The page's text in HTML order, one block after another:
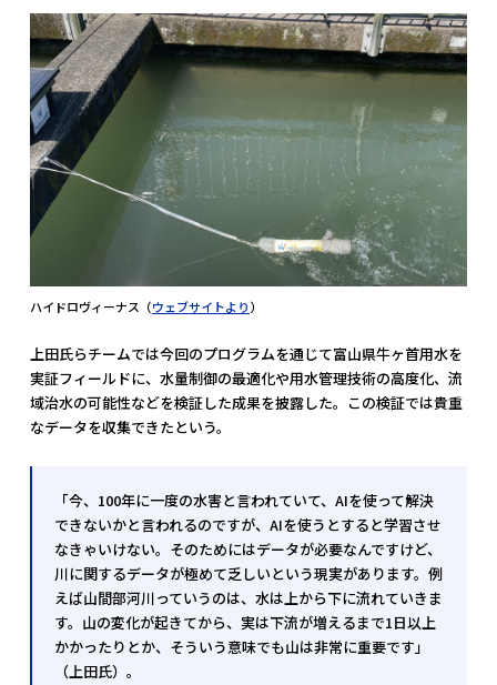
ハイドロヴィーナス（ウェブサイトより）
上田氏らチームでは今回のプログラムを通じて富山県牛ヶ首用水を
実証フィールドに、水量制御の最適化や用水管理技術の高度化、流
域治水の可能性などを検証した成果を披露した。この検証では貴重
なデータを収集できたという。
「今、100年に一度の水害と言われていて、AIを使って解決
できないかと言われるのですが、AIを使うとすると学習させ
なきゃいけない。そのためにはデータが必要なんですけど、
川に関するデータが極めて乏しいという現実があります。例
えば山間部河川っていうのは、水は上から下に流れていきま
す。山の変化が起きてから、実は下流が増えるまで1日以上
かかったりとか、そういう意味でも山は非常に重要です」
（上田氏）。